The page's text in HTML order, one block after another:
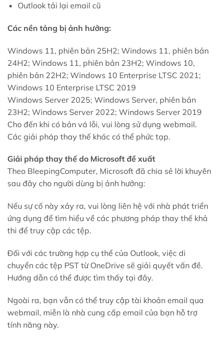
Outlook tải lại email cũ
Các nền tảng bị ảnh hưởng:
Windows 11, phiên bản 25H2; Windows 11, phiên bản
24H2; Windows 11, phiên bản 23H2; Windows 10,
phiên bản 22H2; Windows 10 Enterprise LTSC 2021;
Windows 10 Enterprise LTSC 2019
Windows Server 2025; Windows Server, phiên bản
23H2; Windows Server 2022; Windows Server 2019
Cho đến khi có bản vá lỗi, vui lòng sử dụng webmail.
Các giải pháp thay thế khác có thể phức tạp.
Giải pháp thay thế do Microsoft đề xuất
Theo BleepingComputer, Microsoft đã chia sẻ lời khuyên
sau đây cho người dùng bị ảnh hưởng:
Nếu sự cố này xảy ra, vui lòng liên hệ với nhà phát triển
ứng dụng để tìm hiểu về các phương pháp thay thế khả
thi để truy cập các tệp.
Đối với các trường hợp cụ thể của Outlook, việc di
chuyển các tệp PST từ OneDrive sẽ giải quyết vấn đề.
Hướng dẫn có thể được tìm thấy tại đây.
Ngoài ra, bạn vẫn có thể truy cập tài khoản email qua
webmail, miễn là nhà cung cấp email của bạn hỗ trợ
tính năng này.